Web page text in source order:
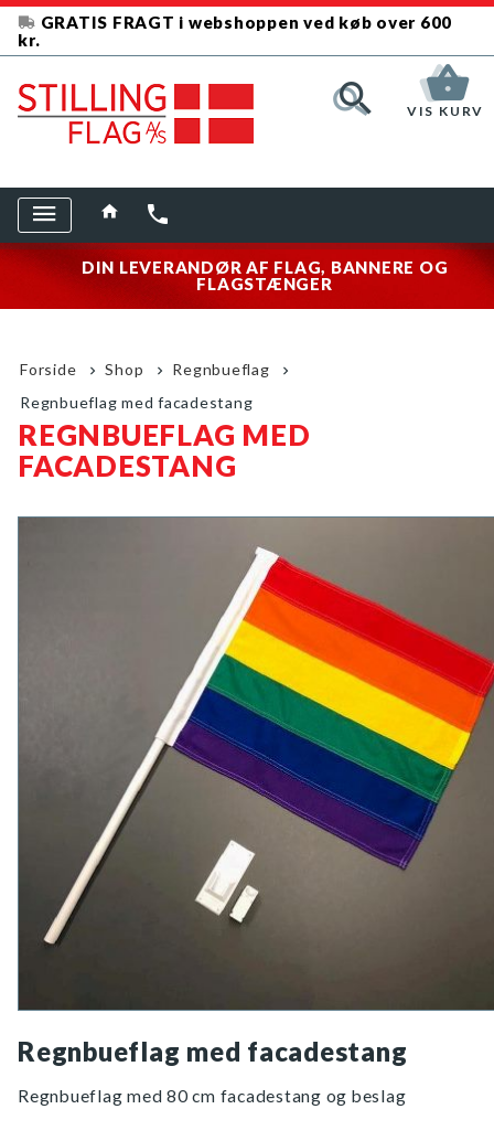
GRATIS FRAGT i webshoppen ved køb over 600
kr.
VIS KURV
DIN LEVERANDØR AF FLAG, BANNERE OG
FLAGSTÆNGER
Forside Shop
Regnbueflag
Regnbueflag med facadestang
REGNBUEFLAG MED
FACADESTANG
Regnbueflag med facadestang
Regnbueflag med 80 cm facadestang og beslag